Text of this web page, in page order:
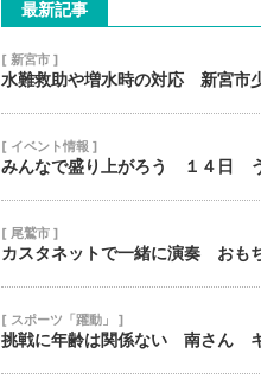
最新記事
[ 新宮市 ]
水難救助や増水時の対応 新宮市
[ イベント情報 ]
みんなで盛り上がろう １４日
[ 尾鷲市 ]
カスタネットで一緒に演奏 おも
[ スポーツ「躍動」 ]
挑戦に年齢は関係ない 南さん